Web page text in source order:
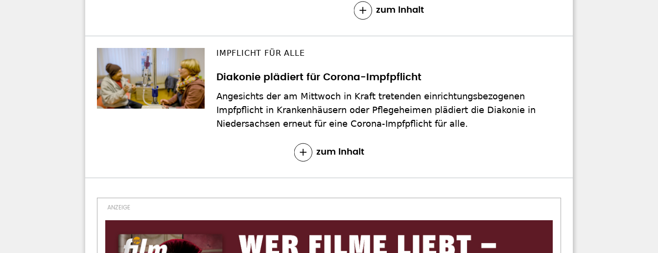
zum Inhalt
IMPFLICHT FÜR ALLE
Diakonie plädiert für Corona-Impfpflicht
Angesichts der am Mittwoch in Kraft tretenden einrichtungsbezogenen
Impfpflicht in Krankenhäusern oder Pflegeheimen plädiert die Diakonie in
Niedersachsen erneut für eine Corona-Impfpflicht für alle.
zum Inhalt